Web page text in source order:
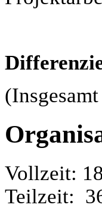
Vollzeit:
Teilzeit: